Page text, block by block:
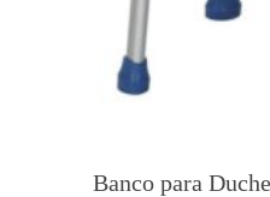
Banco para